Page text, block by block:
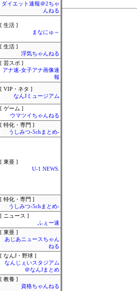
ダイエット速報＠2ちゃ
んねる
[ 生活 ]
まなにゅ～
[ 生活 ]
浮気ちゃんねる
[ 芸スポ ]
アナ速‐女子アナ画像速
報
[ VIP・ネタ ]
なんJミュージアム
[ ゲーム ]
ウマツイちゃんねる
[ 特化・専門 ]
うしみつ-5chまとめ-
[ 東亜 ]
U-1 NEWS.
[ 特化・専門 ]
うしみつ-5chまとめ-
[ ニュース ]
ふぇー速
[ 東亜 ]
あじあニュースちゃん
ねる
[ なんJ・野球 ]
なんじぇいスタジアム
＠なんJまとめ
[ 教養 ]
資格ちゃんねる